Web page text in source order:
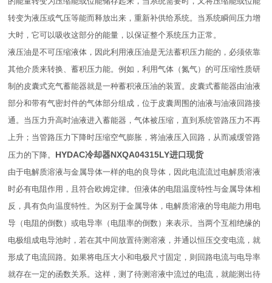
转变为液压或气压等能而释放出来，重新补供给系统。当系统瞬间压力增
大时，它可以吸收这部分的能量，以保证整个系统压力正常。
液压油是不可压缩液体，因此利用液压油是无法蓄积压力能的，必须依靠
其他介质来转换、蓄积压力能。例如，利用气体（氮气）的可压缩性质研
制的皮囊式充气蓄能器就是一种蓄积液压油的装置。皮囊式蓄能器由油液
部分和带有气密封件的气体部分组成，位于皮囊周围的油液与油液回路接
通。当压力升高时油液进入蓄能器，气体被压缩，直到系统管路压力不再
上升；当管路压力下降时压缩空气膨胀，将油液压入回路，从而减缓管路
压力的下降。 HYDAC冷却器NXQA04315LY进口现货
由于电解质溶液与金属导体一样的电的良导体，因此电流流过电解质溶液
时必有电阻作用，且符合欧姆定律。但液体的电阻温度特性与金属导体相
反，具有负向温度特性。为区别于金属导体，电解质溶液的导电能力用电
导（电阻的倒数）或电导率（电阻率的倒数）来表示。当两个互相绝缘的
电极组成电导池时，若在其中间放置待测溶液，并通以恒压交变电流，就
形成了电流回路。如果将电压大小和电极尺寸固定，则回路电流与电导率
就存在一定的函数关系。这样，测了待测溶液中流过的电流，就能测出待